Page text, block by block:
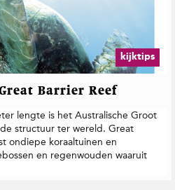
kijktips
Barrier Reef
lengte is het Australische Groot
structuur ter wereld. Great
ondiepe koraaltuinen en
en regenwouden waaruit